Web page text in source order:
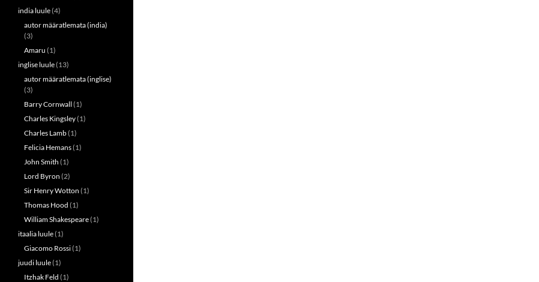
india luule(4)
autor määratlemata (india)
(3)
Amaru (1)
inglise luule(13)
autor määratlemata (inglise)
(3)
Barry Cornwall (1)
Charles Kingsley(1)
Charles Lamb(1)
Felicia Hemans(1)
John Smith (1)
Lord Byron (2)
Sir Henry Wotton (1)
Thomas Hood (1)
William Shakespeare(1)
itaalia luule(1)
Giacomo Rossi(1)
juudi luule(1)
Itzhak Feld (1)